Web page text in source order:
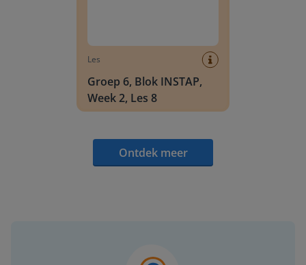
Les
Groep 6, Blok INSTAP,
Week 2, Les 8
Ontdek meer